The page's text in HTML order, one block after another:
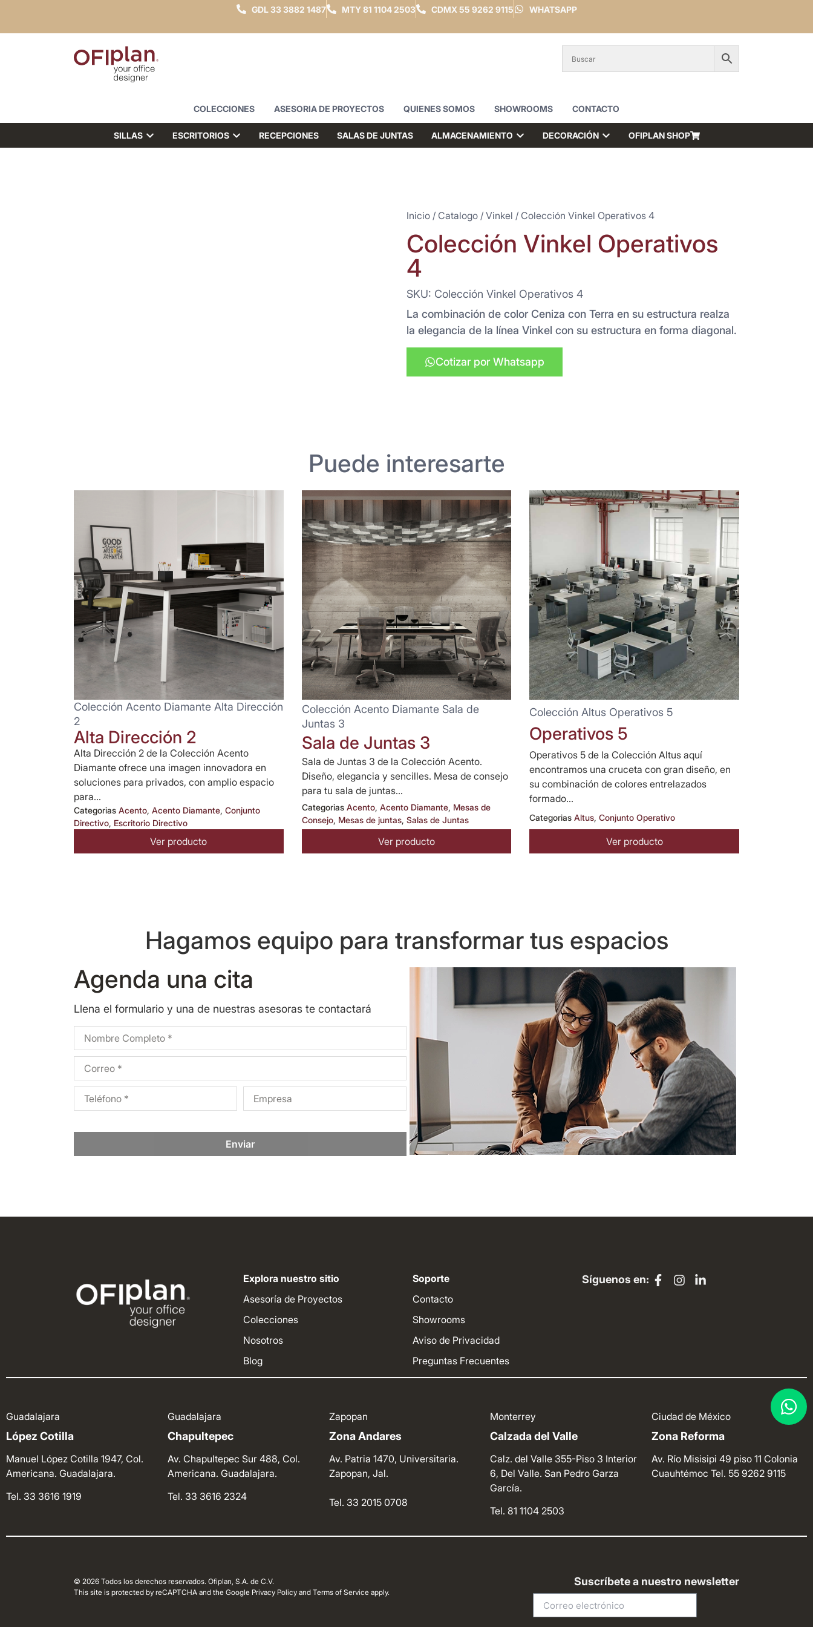
GDL33 3882 1487 MTY81 1104 2503 CDMX 55 9262 9115 WHATSAPP
COLECCIONES ASESORIA DE PROYECTOS QUIENES SOMOS SHOWROOMS CONTACTO
SILLAS ESCRITORIOS RECEPCIONES SALAS DE JUNTAS ALMACENAMIENTO DECORACIÓN OFIPLAN SHOP
Inicio / Catalogo / Vinkel / Colección Vinkel Operativos 4
Colección Vinkel Operativos
4
SKU: Colección Vinkel Operativos 4
La combinación de color Ceniza con Terra en su estructura realza
la elegancia de la línea Vinkel con su estructura en forma diagonal.
Cotizar por Whatsapp
Puede interesarte
Colección Acento Diamante Alta Dirección
2
Alta Dirección 2
Alta Dirección 2 de la Colección Acento
Diamante ofrece una imagen innovadora en
soluciones para privados, con amplio espacio
para...
Categorias Acento, Acento Diamante, Conjunto
Directivo, Escritorio Directivo
Ver producto
Colección Acento Diamante Sala de
Juntas 3
Sala de Juntas 3
Sala de Juntas 3 de la Colección Acento.
Diseño, elegancia y sencilles. Mesa de consejo
para tu sala de juntas...
Categorias Acento, Acento Diamante, Mesas de
Consejo, Mesas de juntas, Salas de Juntas
Ver producto
Colección Altus Operativos 5
Operativos 5
Operativos 5 de la Colección Altus aquí
encontramos una cruceta con gran diseño, en
su combinación de colores entrelazados
formado...
Categorias Altus,Conjunto Operativo
Ver producto
Hagamos equipo para transformar tus espacios
Agenda una cita
Llena el formulario y una de nuestras asesoras te contactará
Enviar
Explora nuestro sitio
Asesoría de Proyectos
Colecciones
Nosotros
Blog
Soporte
Contacto
Showrooms
Aviso de Privacidad
Preguntas Frecuentes
Síguenos en:
Guadalajara
López Cotilla
Manuel López Cotilla 1947, Col.
Americana. Guadalajara.
Tel. 33 3616 1919
Guadalajara
Chapultepec
Av. Chapultepec Sur 488, Col.
Americana. Guadalajara.
Tel. 33 3616 2324
Zapopan
Zona Andares
Av. Patria 1470, Universitaria.
Zapopan, Jal.
Tel. 33 2015 0708
Monterrey
Calzada del Valle
Calz. del Valle 355-Piso 3 Interior
6, Del Valle. San Pedro Garza
García.
Tel. 81 1104 2503
Ciudad de México
Zona Reforma
Av. Río Misisipi 49 piso 11 Colonia
CuauhtémocTel. 55 9262 9115
© 2026 Todos los derechos reservados. Ofiplan, S.A. de C.V.
This site is protected by reCAPTCHA and the Google Privacy Policy and Terms of Service apply.
Suscríbete a nuestro newsletter